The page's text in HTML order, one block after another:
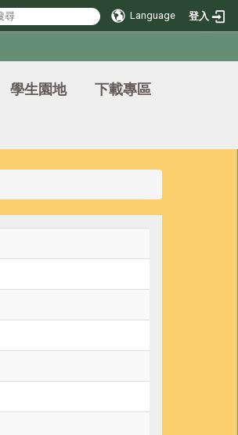
Language 登入
學生園地
下載專區